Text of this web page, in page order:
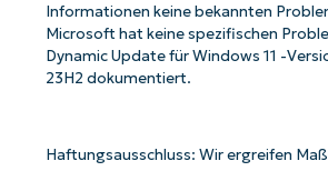
Informationen keine bekannten
Microsoft hat keine spezifischen
Dynamic Update für Windows 11 -
23H2 dokumentiert.
Haftungsausschluss: Wir ergreifen
Starten Sie mit NinjaOne
KB-Analysen!
last